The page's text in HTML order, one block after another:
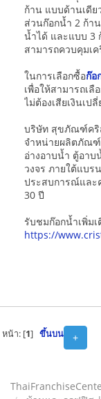
ก้าน แบบด้านเดีย
ส่วนก๊อกน้ำ 2 ก้า
น้ำได้ และแบบ 3
สามารถควบคุมเ
ในการเลือกซื้อก๊อ
เพื่อให้สามารถเ
ไม่ต้องเสียเงินเป
บริษัท สุขภัณฑ์คริ
จำหน่ายผลิตภัณฑ์
อ่างอาบน้ำ ตู้อา
วงจร ภายใต้แบร
ประสบการณ์แล
30 ปี
รับชมก๊อกน้ำเพิ่ม
https://
+
หน้า: [1] ขึ้นบน